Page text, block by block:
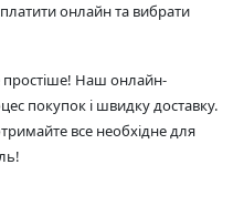
онлайн та вибрати
простіше! Наш онлайн-
покупок і швидку доставку.
все необхідне для